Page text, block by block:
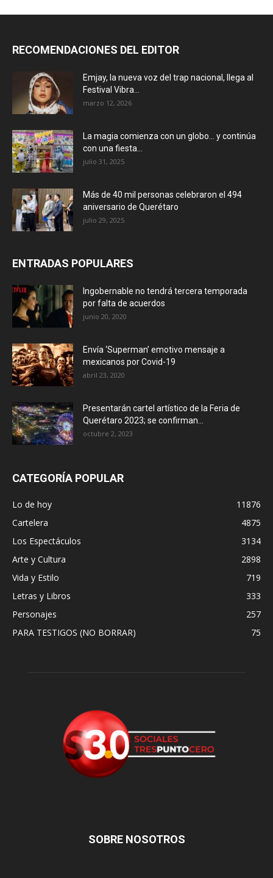
RECOMENDACIONES DEL EDITOR
Emjay, la nueva voz del trap nacional, llega al
Festival Vibra...
marzo 12, 2026
La magia comienza con un globo… y continúa
con una fiesta...
julio 31, 2025
Más de 40 mil personas celebraron el 494
aniversario de Querétaro
julio 29, 2025
ENTRADAS POPULARES
Ingobernable no tendrá tercera temporada
por falta de acuerdos
junio 20, 2020
Envía ‘Superman’ emotivo mensaje a
mexicanos por Covid-19
abril 23, 2020
Presentarán cartel artístico de la Feria de
Querétaro 2023; se confirman...
octubre 2, 2023
CATEGORÍA POPULAR
Lo de hoy
11876
Cartelera
4875
Los Espectáculos
3134
Arte y Cultura
2898
Vida y Estilo
719
Letras y Libros
333
Personajes
257
PARA TESTIGOS (NO BORRAR)
75
SOBRE NOSOTROS